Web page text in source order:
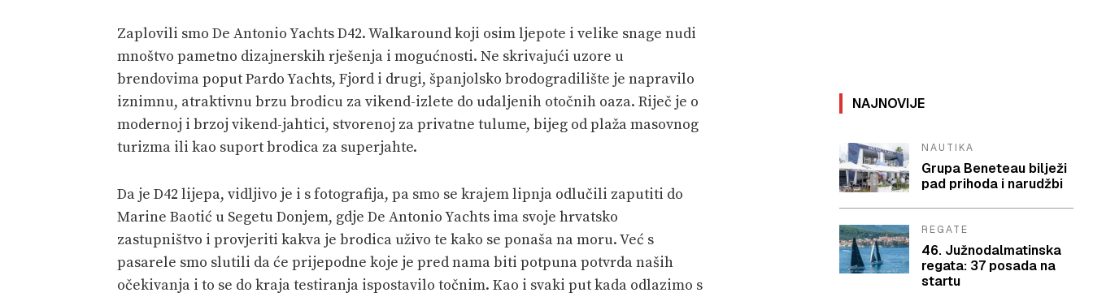
Zaplovili smo De Antonio Yachts D42. Walkaround koji osim ljepote i velike snage nudi
mnoštvo pametno dizajnerskih rješenja i mogućnosti. Ne skrivajući uzore u
brendovima poput Pardo Yachts, Fjord i drugi, španjolsko brodogradilište je napravilo
iznimnu, atraktivnu brzu brodicu za vikend-izlete do udaljenih otočnih oaza. Riječ je o
modernoj i brzoj vikend-jahtici, stvorenoj za privatne tulume, bijeg od plaža masovnog
turizma ili kao suport brodica za superjahte.
Da je D42 lijepa, vidljivo je i s fotografija, pa smo se krajem lipnja odlučili zaputiti do
Marine Baotić u Segetu Donjem, gdje De Antonio Yachts ima svoje hrvatsko
zastupništvo i provjeriti kakva je brodica uživo te kako se ponaša na moru. Već s
pasarele smo slutili da će prijepodne koje je pred nama biti potpuna potvrda naših
očekivanja i to se do kraja testiranja ispostavilo točnim. Kao i svaki put kada odlazimo s
NAJNOVIJE
NAUTIKA
Grupa Beneteau bilježi
pad prihoda i narudžbi
REGATE
46. Južnodalmatinska
regata: 37 posada na
startu